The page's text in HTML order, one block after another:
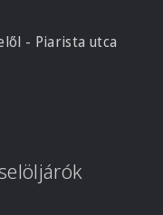
- Piarista utca